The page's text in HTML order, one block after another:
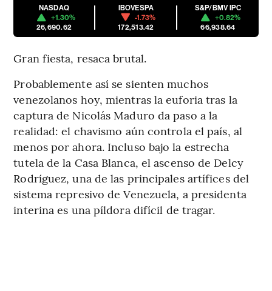
NASDAQ
+1.30%
26,690.62
IBOVESPA
-1.73%
172,513.42
S&P/BMV IPC
+0.82%
66,938.64
Gran fiesta, resaca brutal.
Probablemente así se sienten muchos
venezolanos hoy, mientras la euforia tras la
captura de Nicolás Maduro da paso a la
realidad: el chavismo aún controla el país, al
menos por ahora. Incluso bajo la estrecha
tutela de la Casa Blanca, el ascenso de Delcy
Rodríguez, una de las principales artífices del
sistema represivo de Venezuela, a presidenta
interina es una píldora difícil de tragar.